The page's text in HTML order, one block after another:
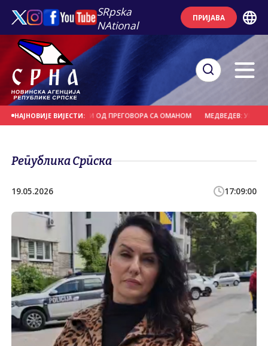
SRpska
NAtional
ПРИЈАВА
НАЈНОВИЈЕ ВИЈЕСТИ:
МОРЕУЗА НЕ ЗАВИСИ ОД ПРЕГОВОРА СА ОМАНОМ МЕДВЕДЕВ: УКРАЈИНА
Република Српска
19.05.2026 17:09:00